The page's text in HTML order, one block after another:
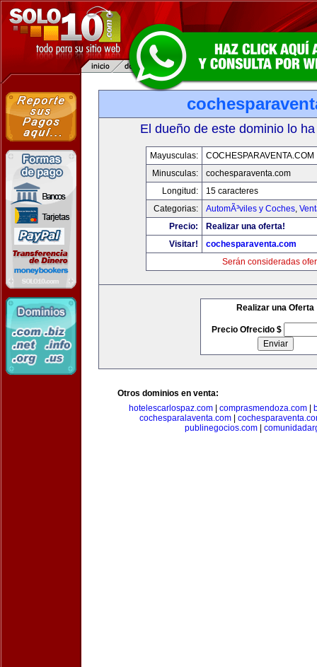
El dueño de este dominio lo
Mayusculas:
COCHESPARAVENTA.COM
Minusculas:
cochesparaventa.com
Longitud:
15 caracteres
Categorias:
AutomÃ³viles y Coches,
Precio:
Realizar una oferta!
Visitar!
cochesparaventa.com
Serán consideradas
Realizar una Oferta
Precio Ofrecido $
Otros dominios en venta:
hotelescarlospaz.com| comprasmendoza.com|
cochesparalaventa.com
publinegocios.com|